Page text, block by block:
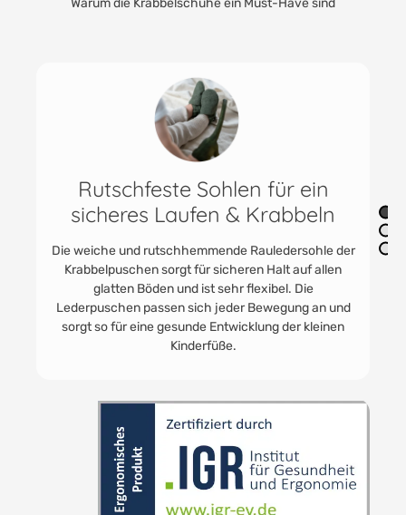
Praktisch & vielfältig einsetzbar
Die praktischen Jungen und Mädchenschuhe finden
immer Anwendung. In der Kita als Kitaschuhe oder
Babyturnschuhe. HOBEA Lederpuschen werden
gerne getragen. Für Unterwegs zu Oma und Opa und
zum Toben im eigenen Kinder - und Babyzimmer.